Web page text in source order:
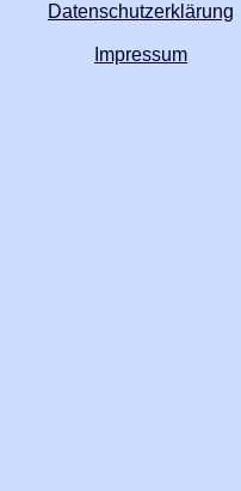
Datenschutzerklärung
Impressum